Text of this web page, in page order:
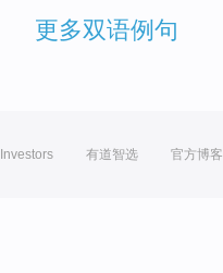
更多双语例句
Investors 有道智选 官方博客